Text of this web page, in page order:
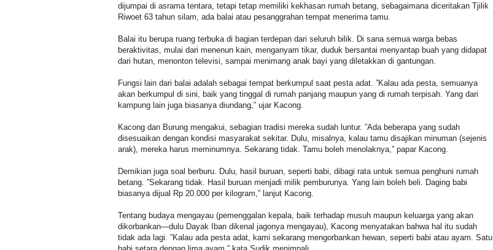
dijumpai di asrama tentara, tetapi tetap memiliki kekhasan rumah betang, sebagaimana diceritakan Tjilik
Riwoet 63 tahun silam, ada balai atau pesanggrahan tempat menerima tamu.
Balai itu berupa ruang terbuka di bagian terdepan dari seluruh bilik. Di sana semua warga bebas
beraktivitas, mulai dari menenun kain, menganyam tikar, duduk bersantai menyantap buah yang didapat
dari hutan, menonton televisi, sampai menimang anak bayi yang diletakkan di gantungan.
Fungsi lain dari balai adalah sebagai tempat berkumpul saat pesta adat. ”Kalau ada pesta, semuanya
akan berkumpul di sini, baik yang tinggal di rumah panjang maupun yang di rumah terpisah. Yang dari
kampung lain juga biasanya diundang,” ujar Kacong.
Kacong dan Burung mengakui, sebagian tradisi mereka sudah luntur. ”Ada beberapa yang sudah
disesuaikan dengan kondisi masyarakat sekitar. Dulu, misalnya, kalau tamu disajikan minuman (sejenis
arak), mereka harus meminumnya. Sekarang tidak. Tamu boleh menolaknya,” papar Kacong.
Demikian juga soal berburu. Dulu, hasil buruan, seperti babi, dibagi rata untuk semua penghuni rumah
betang. ”Sekarang tidak. Hasil buruan menjadi milik pemburunya. Yang lain boleh beli. Daging babi
biasanya dijual Rp 20.000 per kilogram,” lanjut Kacong.
Tentang budaya mengayau (pemenggalan kepala, baik terhadap musuh maupun keluarga yang akan
dikorbankan—dulu Dayak Iban dikenal jagonya mengayau), Kacong menyatakan bahwa hal itu sudah
tidak ada lagi. ”Kalau ada pesta adat, kami sekarang mengorbankan hewan, seperti babi atau ayam. Satu